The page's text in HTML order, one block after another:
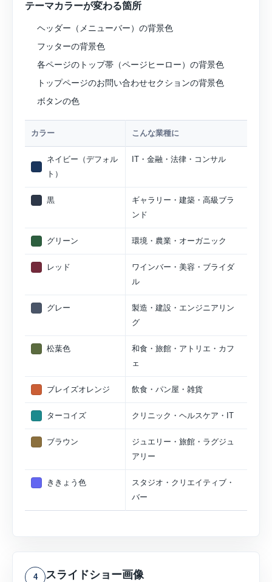
テーマカラーが変わる箇所
ヘッダー（メニューバー）の背景色
フッターの背景色
各ページのトップ帯（ページヒーロー）の背景色
トップページのお問い合わせセクションの背景色
ボタンの色
カラー こんな業種に
ネイビー（デフォル
ト）
IT・金融・法律・コンサル
黒
ギャラリー・建築・高級ブラ
ンド
グリーン 環境・農業・オーガニック
レッド
ワインバー・美容・ブライダ
ル
グレー
製造・建設・エンジニアリン
グ
松葉色
和食・旅館・アトリエ・カフ
ェ
ブレイズオレンジ 飲食・パン屋・雑貨
ターコイズ クリニック・ヘルスケア・IT
ブラウン
ジュエリー・旅館・ラグジュ
アリー
ききょう色
スタジオ・クリエイティブ・
バー
4 スライドショー画像